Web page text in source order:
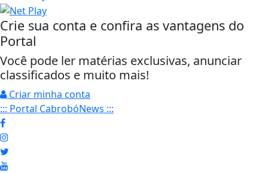
Crie sua conta e confira as vantagens do
Portal
Você pode ler matérias exclusivas, anunciar
classificados e muito mais!
Criar minha conta
::: Portal CabrobóNews :::